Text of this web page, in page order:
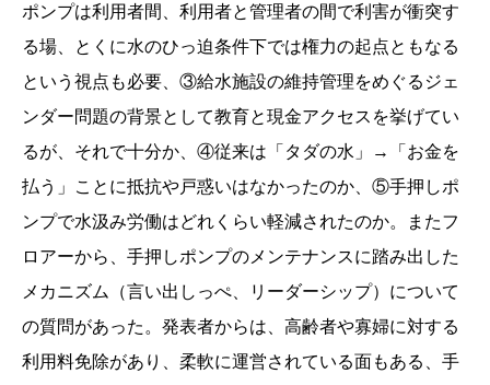
ポンプは利用者間、利用者と管理者の間で利害が衝突す
る場、とくに水のひっ迫条件下では権力の起点ともなる
という視点も必要、③給水施設の維持管理をめぐるジェ
ンダー問題の背景として教育と現金アクセスを挙げてい
るが、それで十分か、④従来は「タダの水」→「お金を
払う」ことに抵抗や戸惑いはなかったのか、⑤手押しポ
ンプで水汲み労働はどれくらい軽減されたのか。またフ
ロアーから、手押しポンプのメンテナンスに踏み出した
メカニズム（言い出しっぺ、リーダーシップ）について
の質問があった。発表者からは、高齢者や寡婦に対する
利用料免除があり、柔軟に運営されている面もある、手